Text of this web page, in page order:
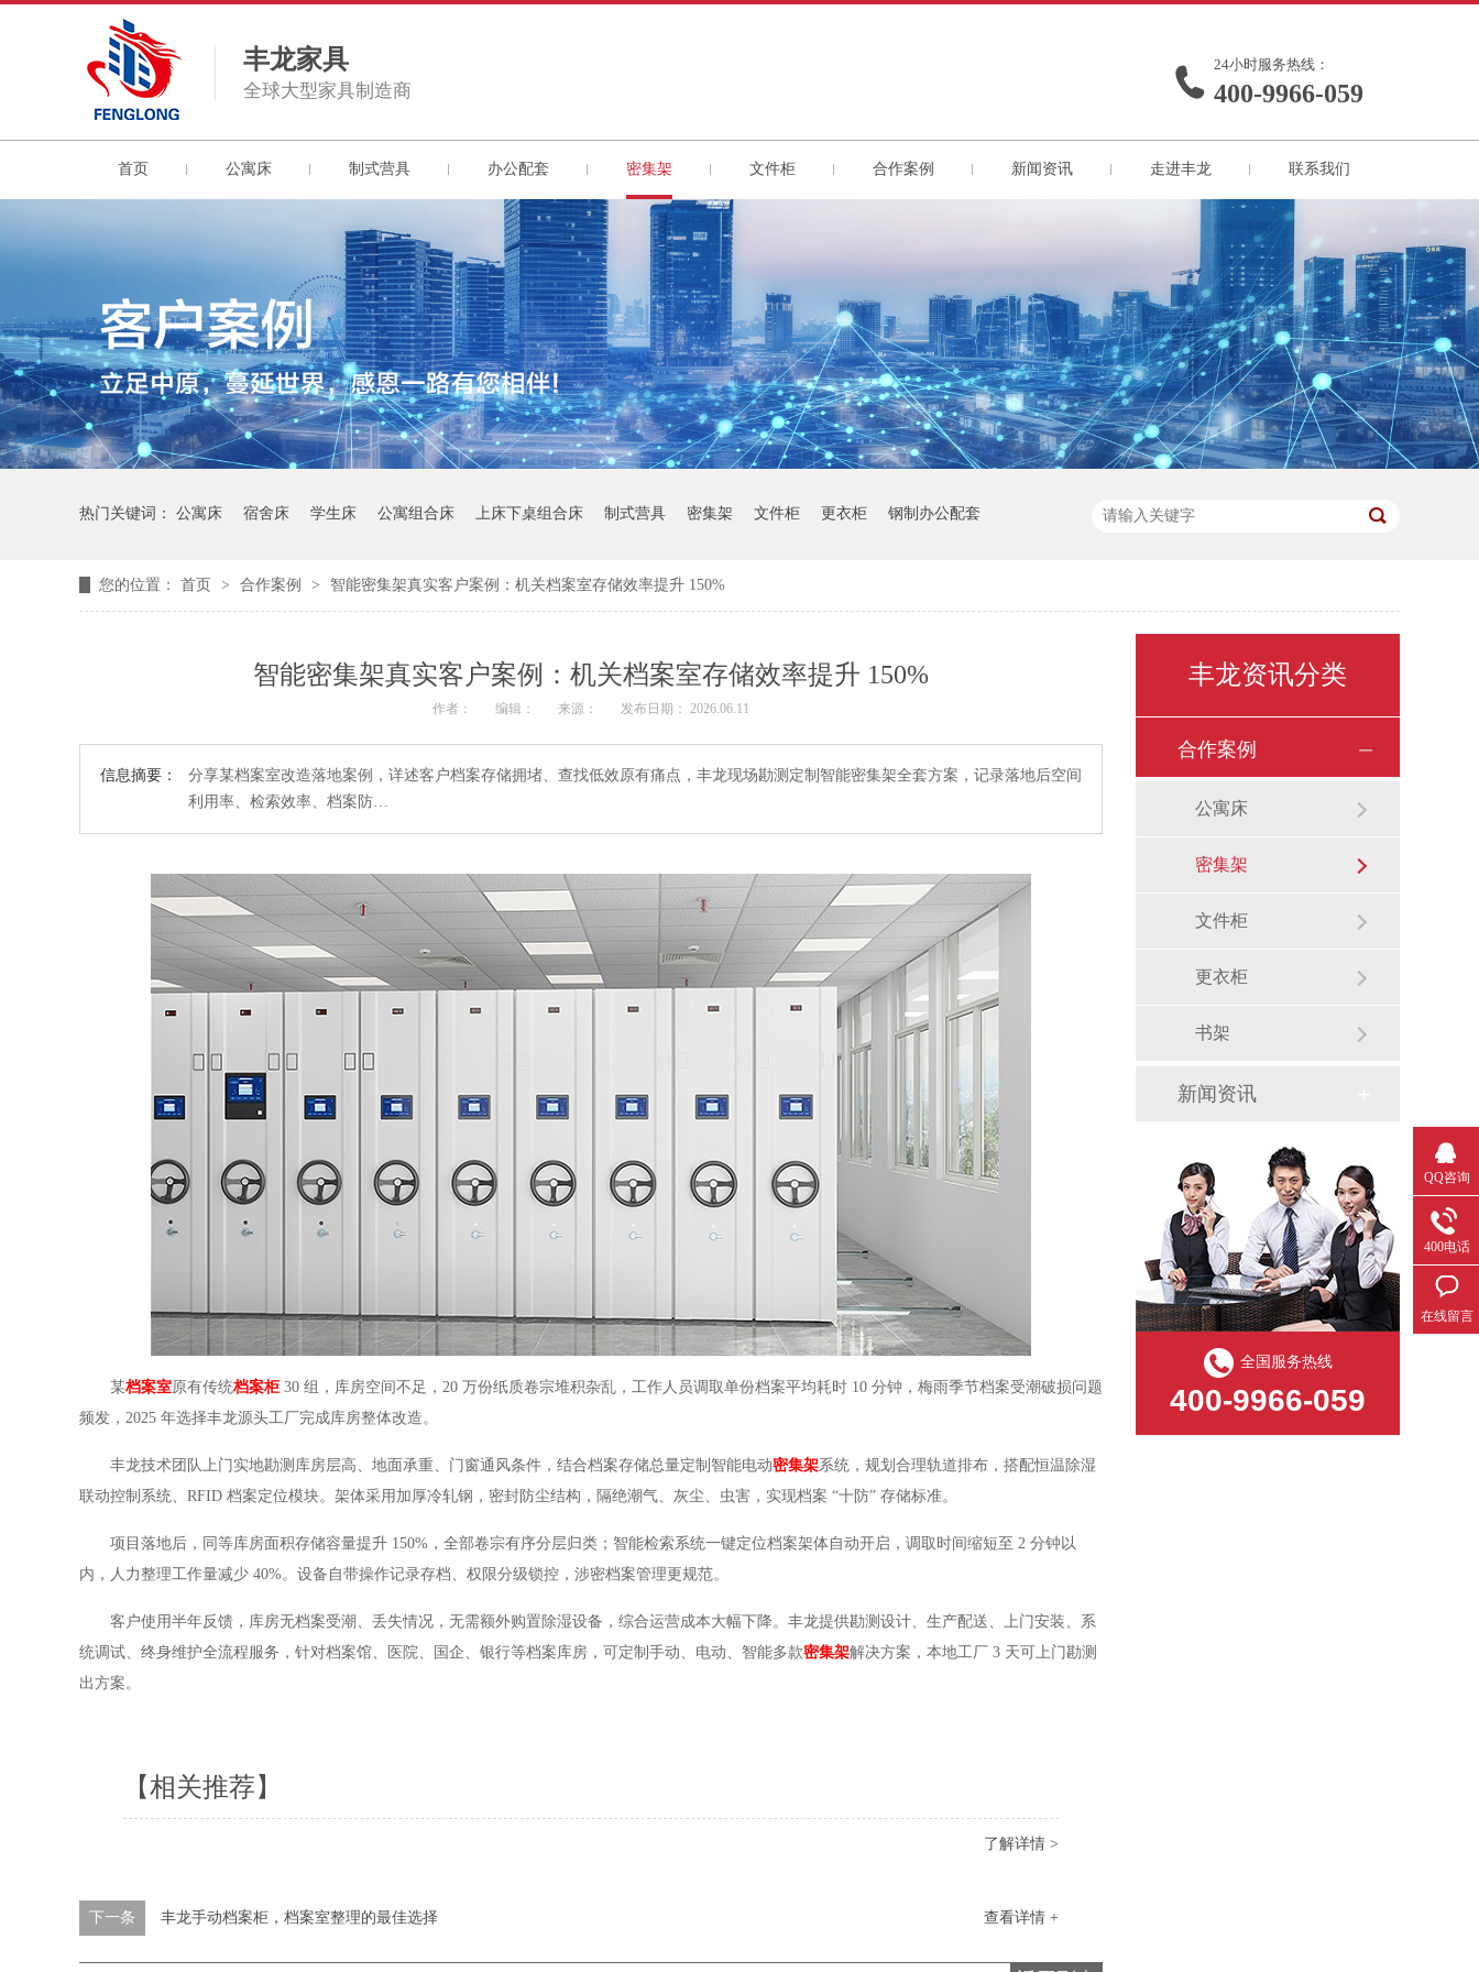
丰龙家具
全球大型家具制造商
24小时服务热线：
400-9966-059
首页 公寓床 制式营具 办公配套 密集架 文件柜 合作案例 新闻资讯 走进丰龙 联系我们
热门关键词： 公寓床 宿舍床 学生床 公寓组合床 上床下桌组合床 制式营具 密集架 文件柜 更衣柜 钢制办公配套
您的位置： 首页 > 合作案例 > 智能密集架真实客户案例：机关档案室存储效率提升 150%
智能密集架真实客户案例：机关档案室存储效率提升 150%
作者： 编辑： 来源： 发布日期： 2026.06.11
信息摘要：
分享某档案室改造落地案例，详述客户档案存储拥堵、查找低效原有痛点，丰龙现场勘测定制智能密集架全套方案，记录落地后空间
利用率、检索效率、档案防…
某档案室原有传统档案柜 30 组，库房空间不足，20 万份纸质卷宗堆积杂乱，工作人员调取单份档案平均耗时 10 分钟，梅雨季节档案受潮破损问题
频发，2025 年选择丰龙源头工厂完成库房整体改造。
丰龙技术团队上门实地勘测库房层高、地面承重、门窗通风条件，结合档案存储总量定制智能电动密集架系统，规划合理轨道排布，搭配恒温除湿
联动控制系统、RFID 档案定位模块。架体采用加厚冷轧钢，密封防尘结构，隔绝潮气、灰尘、虫害，实现档案 “十防” 存储标准。
项目落地后，同等库房面积存储容量提升 150%，全部卷宗有序分层归类；智能检索系统一键定位档案架体自动开启，调取时间缩短至 2 分钟以
内，人力整理工作量减少 40%。设备自带操作记录存档、权限分级锁控，涉密档案管理更规范。
客户使用半年反馈，库房无档案受潮、丢失情况，无需额外购置除湿设备，综合运营成本大幅下降。丰龙提供勘测设计、生产配送、上门安装、系
统调试、终身维护全流程服务，针对档案馆、医院、国企、银行等档案库房，可定制手动、电动、智能多款密集架解决方案，本地工厂 3 天可上门勘测
出方案。
【相关推荐】
了解详情 >
查看详情 +
下一条 丰龙手动档案柜，档案室整理的最佳选择
丰龙资讯分类
合作案例
公寓床
密集架
文件柜
更衣柜
书架
新闻资讯
全国服务热线
400-9966-059
QQ咨询
400电话
在线留言